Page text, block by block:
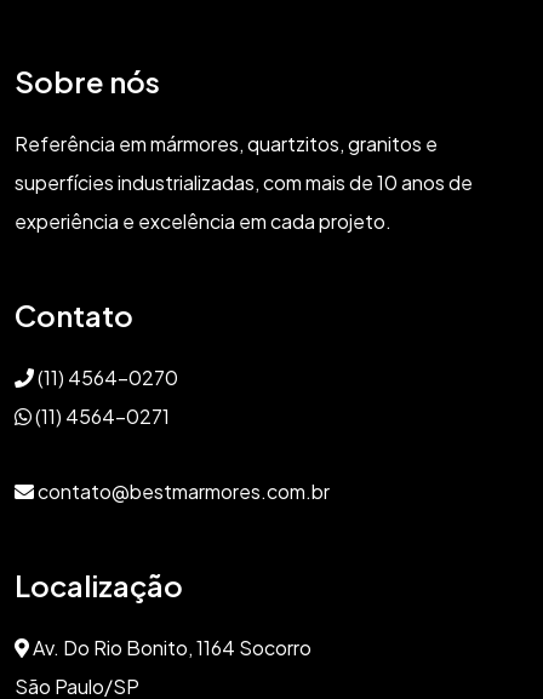
Sobre nós
Referência em mármores, quartzitos, granitos e
superfícies industrializadas, com mais de 10 anos de
experiência e excelência em cada projeto.
Contato
(11) 4564-0270
(11) 4564-0271
contato@bestmarmores.com.br
Localização
Av. Do Rio Bonito, 1164 Socorro
São Paulo/SP